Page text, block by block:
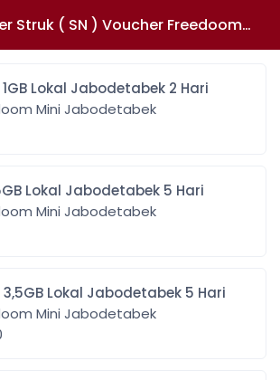
Harga Voucher Struk ( SN ) Voucher Freedoom Mini Jabodetabek
Vcr 1GB Lokal Jabodetabek 2 Hari
Mini Jabodetabek
2,5GB Lokal Jabodetabek 5 Hari
Mini Jabodetabek
Vcr 3,5GB Lokal Jabodetabek 5 Hari
Mini Jabodetabek